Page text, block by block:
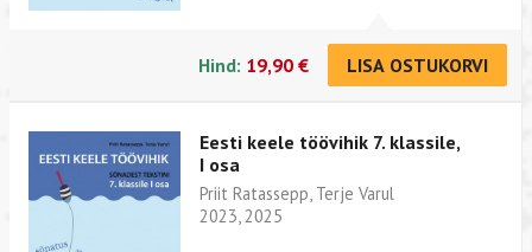
Hind: 19,90 € LISA OSTUKORVI
Eesti keele töövihik 7. klassile,
I osa
Priit Ratassepp, Terje Varul
2023, 2025